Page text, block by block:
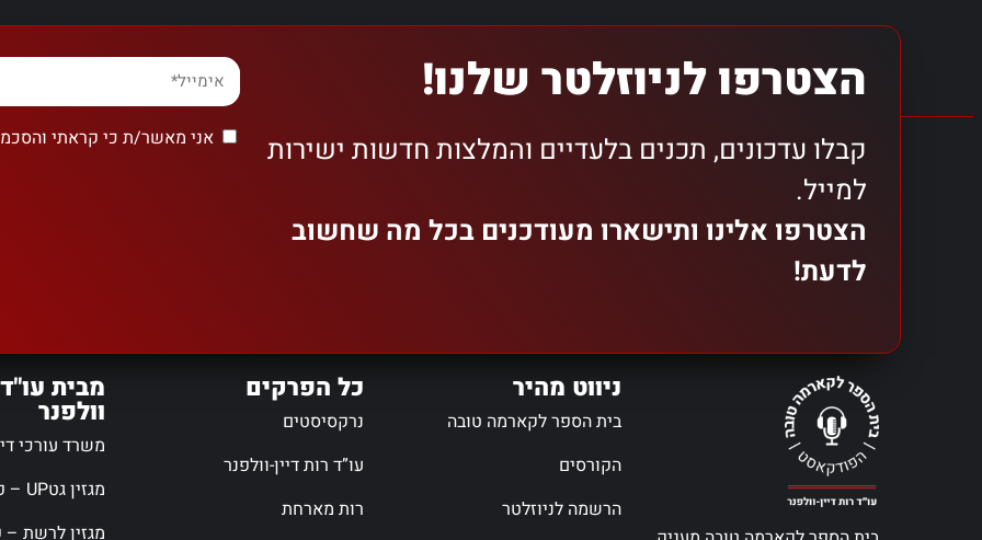
הצטרפו לניוזלטר שלנו!
קבלו עדכונים, תכנים בלעדיים והמלצות חדשות ישירות
למייל.
הצטרפו אלינו ותישארו מעודכנים בכל מה שחשוב
לדעת!
אני מאשר/ת כי קראתי
ניווט מהיר
בית הספר לקארמה טובה
הקורסים
הרשמה לניוזלטר
כל הפרקים
נרקסיסטים
עו”ד רות דיין-וולפנר
רות מארחת
מבית
וולפנר
משרד עורכי
מגזין גטUP – פורטל גירושין
מגזין לרשת –